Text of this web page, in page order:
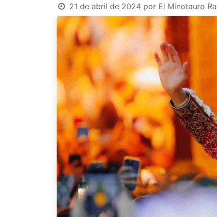
21 de abril de 2024 por El Minotauro